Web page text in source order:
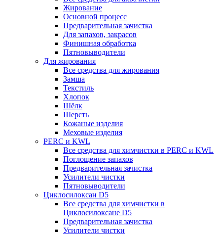
Жирование
Основной процесс
Предварительная зачистка
Для запахов, закрасов
Финишная обработка
Пятновыводители
Для жирования
Все средства для жирования
Замша
Текстиль
Хлопок
Шёлк
Шерсть
Кожаные изделия
Меховые изделия
PERC и KWL
Все средства для химчистки в PERC и KWL
Поглощение запахов
Предварительная зачистка
Усилители чистки
Пятновыводители
Циклосилоксан D5
Все средства для химчистки в
Циклосилоксане D5
Предварительная зачистка
Усилители чистки